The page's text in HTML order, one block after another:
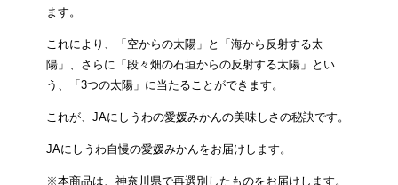
ます。
これにより、「空からの太陽」と「海から反射する太
陽」、さらに「段々畑の石垣からの反射する太陽」とい
う、「3つの太陽」に当たることができます。
これが、JAにしうわの愛媛みかんの美味しさの秘訣です。
JAにしうわ自慢の愛媛みかんをお届けします。
※本商品は、神奈川県で再選別したものをお届けします。